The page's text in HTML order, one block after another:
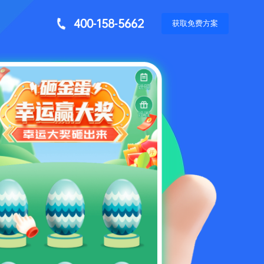
400-158-5662 获取免费方案